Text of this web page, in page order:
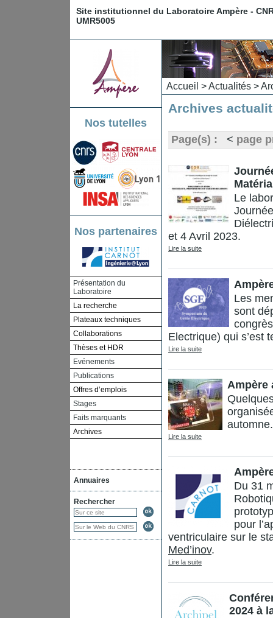
Site institutionnel du Laboratoire Ampère -
UMR5005
Nos tutelles
Nos partenaires
Présentation du
Laboratoire
La recherche
Plateaux techniques
Collaborations
Thèses et HDR
Evénements
Publications
Offres d’emplois
Stages
Faits marquants
Archives
Annuaires
Rechercher
Accueil >Actualités >
Archives
Page(s) : < page
Le
et 4 Avril 2023.
Lire la suite
Les
sont
Electrique) qui s’est
Lire la suite
Ampère
Lire la suite
Du 31
pour
ventriculaire sur le
Med’inov.
Lire la suite
2024 à